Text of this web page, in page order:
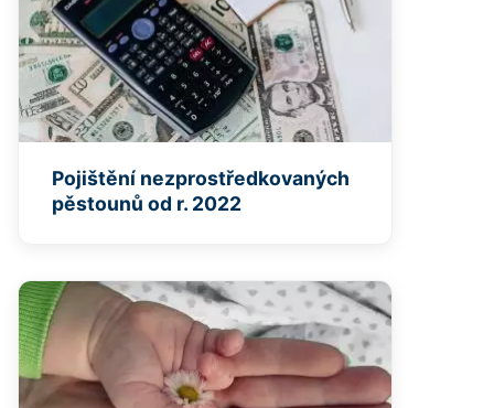
Pojištění nezprostředkovaných
pěstounů od r. 2022